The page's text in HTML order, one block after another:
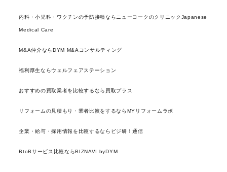
内科・小児科・ワクチンの予防接種ならニューヨークのクリニックJapanese
Medical Care
M&A仲介ならDYM M&Aコンサルティング
福利厚生ならウェルフェアステーション
おすすめの買取業者を比較するなら買取プラス
リフォームの見積もり・業者比較をするならMYリフォームラボ
企業・給与・採用情報を比較するならビジ研！通信
BtoBサービス比較ならBIZNAVI byDYM